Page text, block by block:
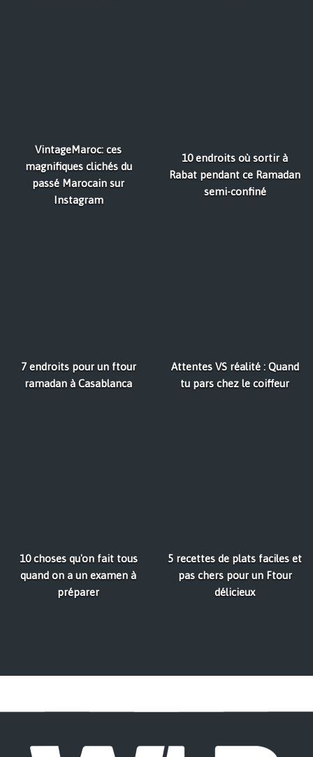
VintageMaroc: ces
magnifiques clichés du
passé Marocain sur
Instagram
10 endroits où sortir à
Rabat pendant ce Ramadan
semi-confiné
7 endroits pour un ftour
ramadan à Casablanca
Attentes VS réalité : Quand
tu pars chez le coiffeur
10 choses qu'on fait tous
quand on a un examen à
préparer
5 recettes de plats faciles et
pas chers pour un Ftour
délicieux